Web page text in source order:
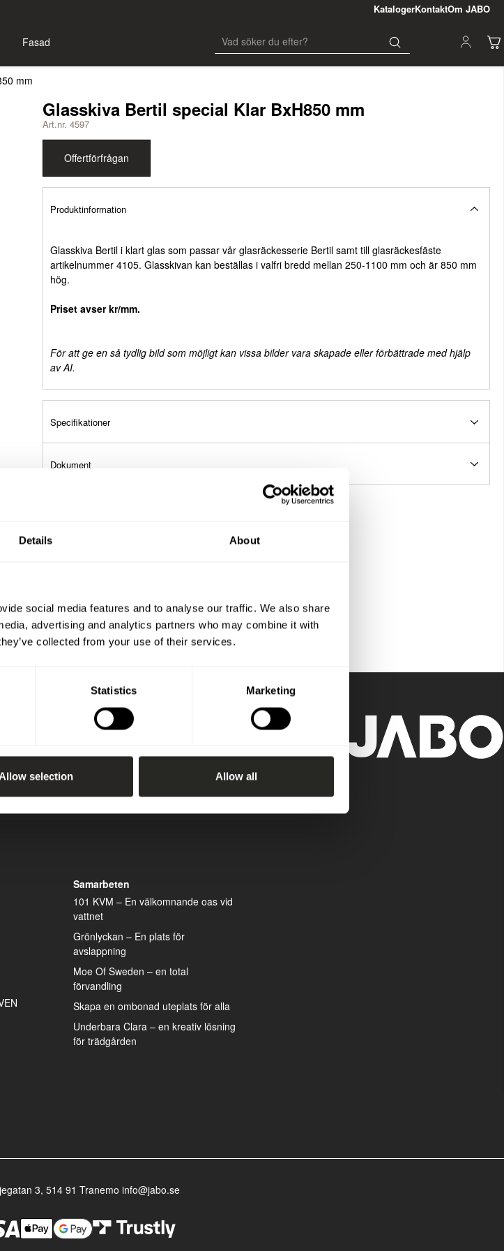
Details About
social media features and to analyse our traffic. We also share
advertising and analytics partners who may combine it with
collected from your use of their services.
Statistics Marketing
selection Allow all
KatalogerKontaktOm JABO
Fasad
mm
Glasskiva Bertil special Klar BxH850 mm
Art.nr. 4597
Offertförfrågan
Produktinformation
Glasskiva Bertil i klart glas som passar vår glasräckesserie Bertil samt till glasräckesfäste
artikelnummer 4105. Glasskivan kan beställas i valfri bredd mellan 250-1100 mm och är 850 mm
hög.
Priset avser kr/mm.
För att ge en så tydlig bild som möjligt kan vissa bilder vara skapade eller förbättrade med hjälp
av AI.
Specifikationer
Dokument
Samarbeten
101 KVM – En välkomnande oas vid
vattnet
Grönlyckan – En plats för
avslappning
Moe Of Sweden – en total
förvandling
Skapa en ombonad uteplats för alla
Underbara Clara – en kreativ lösning
för trädgården
3, 514 91 Tranemo info@jabo.se